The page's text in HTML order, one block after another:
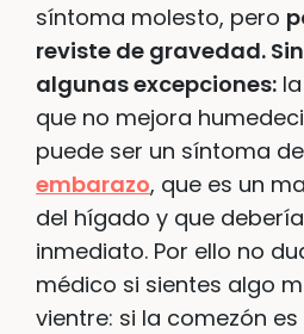
síntoma molesto, pero
reviste de gravedad.
algunas excepciones:
que no mejora
puede ser un síntoma de
embarazo, que es un
del hígado y que
inmediato. Por ello no
médico si sientes algo
vientre: si la comezón